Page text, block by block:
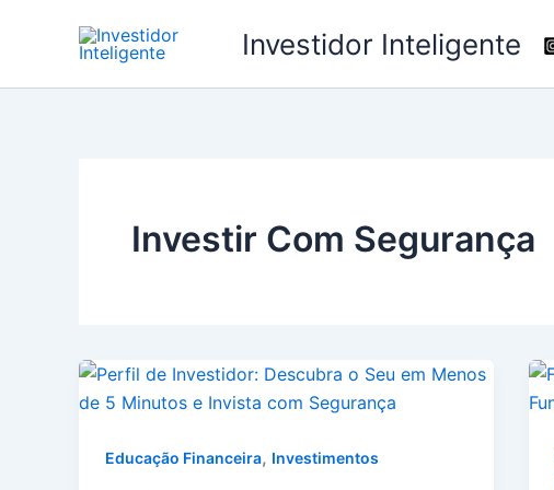
Investidor Inteligente
Investir Com Segurança
Educação Financeira, Investimentos